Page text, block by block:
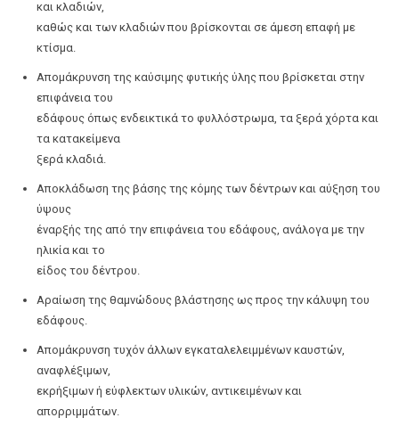
και κλαδιών,
καθώς και των κλαδιών που βρίσκονται σε άμεση επαφή με
κτίσμα.
Απομάκρυνση της καύσιμης φυτικής ύλης που βρίσκεται στην
επιφάνεια του
εδάφους όπως ενδεικτικά το φυλλόστρωμα, τα ξερά χόρτα και
τα κατακείμενα
ξερά κλαδιά.
Αποκλάδωση της βάσης της κόμης των δέντρων και αύξηση του
ύψους
έναρξής της από την επιφάνεια του εδάφους, ανάλογα με την
ηλικία και το
είδος του δέντρου.
Αραίωση της θαμνώδους βλάστησης ως προς την κάλυψη του
εδάφους.
Απομάκρυνση τυχόν άλλων εγκαταλελειμμένων καυστών,
αναφλέξιμων,
εκρήξιμων ή εύφλεκτων υλικών, αντικειμένων και
απορριμμάτων.